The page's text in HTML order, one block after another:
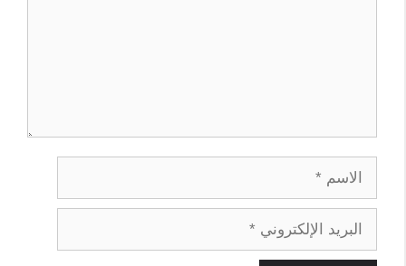
الاسم
البريد
الإلكتروني